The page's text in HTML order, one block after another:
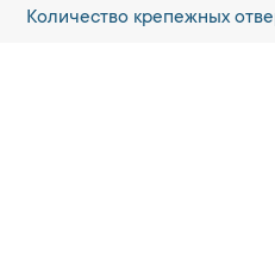
Количество крепежных